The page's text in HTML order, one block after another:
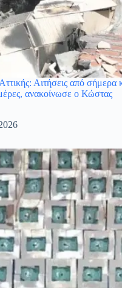
Αιτήσεις από σήμερα
ανακοίνωσε ο Κώστας